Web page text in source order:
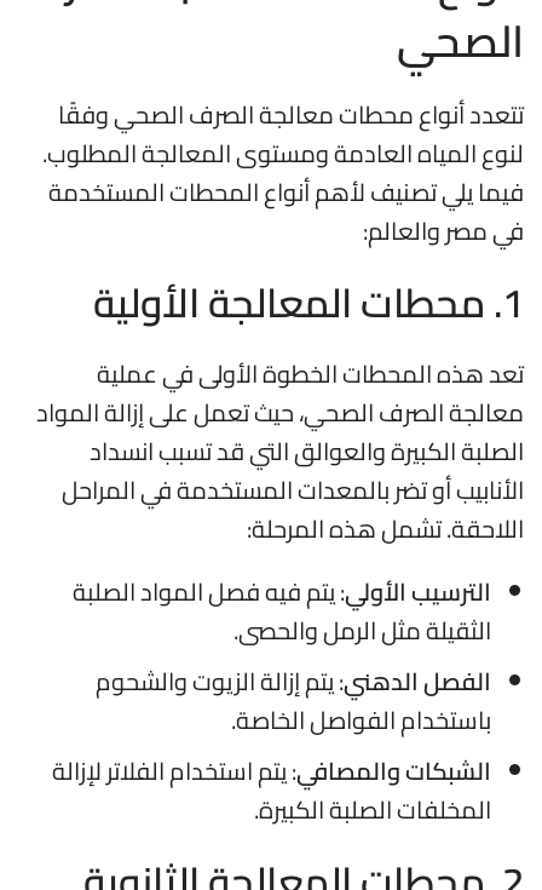
الصحي
تتعدد أنواع محطات معالجة الصرف الصحي وفقًا
لنوع المياه العادمة ومستوى المعالجة المطلوب.
فيما يلي تصنيف لأهم أنواع المحطات المستخدمة
في مصر والعالم:
1. محطات المعالجة الأولية
تعد هذه المحطات الخطوة الأولى في عملية
معالجة الصرف الصحي، حيث تعمل على إزالة المواد
الصلبة الكبيرة والعوالق التي قد تسبب انسداد
الأنابيب أو تضر بالمعدات المستخدمة في المراحل
اللاحقة. تشمل هذه المرحلة:
الترسيب الأولي: يتم فيه فصل المواد الصلبة
الثقيلة مثل الرمل والحصى.
الفصل الدهني: يتم إزالة الزيوت والشحوم
باستخدام الفواصل الخاصة.
الشبكات والمصافي: يتم استخدام الفلاتر لإزالة
المخلفات الصلبة الكبيرة.